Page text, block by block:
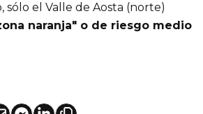
sólo el Valle de Aosta (norte)
naranja" o de riesgo medio